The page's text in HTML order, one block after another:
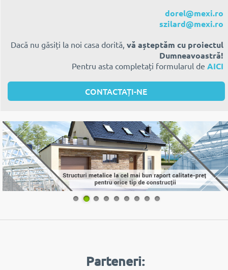
dorel@mexi.ro
szilard@mexi.ro
Dacă nu găsiți la noi casa dorită, vă așteptăm cu proiectul
Dumneavoastră!
Pentru asta completați formularul de AICI
CONTACTAȚI-NE
1 2 3 4 5 6 7 8 9
Parteneri: